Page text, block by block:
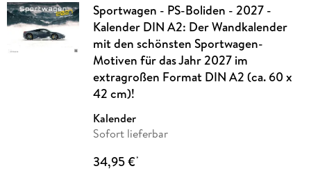
Sportwagen - PS-Boliden - 2027 -
Kalender DIN A2: Der Wandkalender
mit den schönsten Sportwagen-
Motiven für das Jahr 2027 im
extragroßen Format DIN A2 (ca. 60 x
42 cm)!
Kalender
Sofort lieferbar
34,95 €*